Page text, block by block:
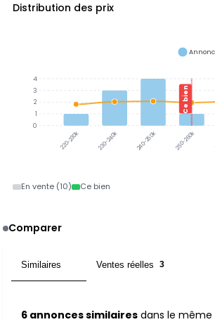
Distribution des prix
220-230k 230-240k 240-250k 250-260k
Ce bien
4
3
2
1
0
En vente (10) Ce bien
Comparer
Similaires Ventes réelles 3
6 annonces similaires dans le